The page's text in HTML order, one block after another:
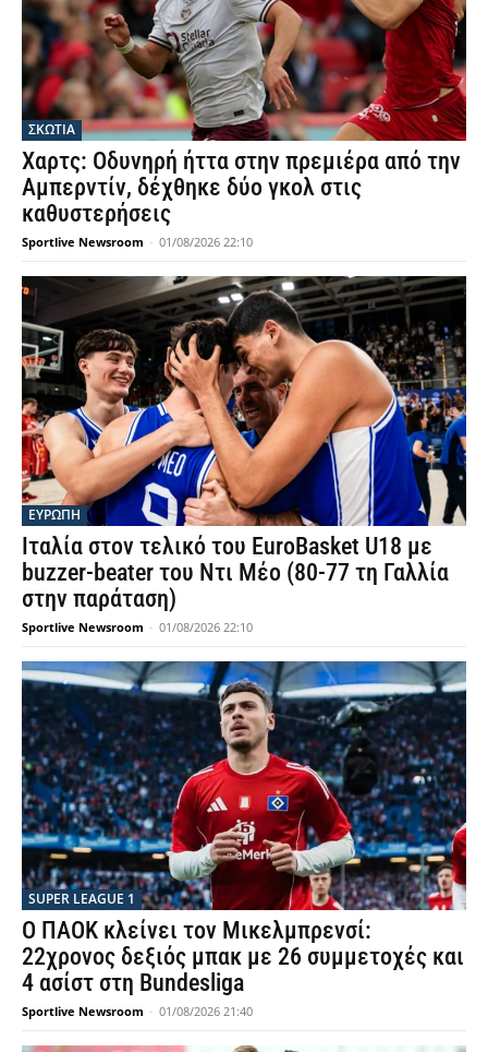
ΣΚΩΤΙΑ
Χαρτς: Οδυνηρή ήττα στην πρεμιέρα από την
Αμπερντίν, δέχθηκε δύο γκολ στις
καθυστερήσεις
Sportlive Newsroom - 01/08/2026 22:10
ΕΥΡΩΠΗ
Ιταλία στον τελικό του EuroBasket U18 με
buzzer-beater του Ντι Μέο (80-77 τη Γαλλία
στην παράταση)
Sportlive Newsroom - 01/08/2026 22:10
SUPER LEAGUE 1
Ο ΠΑΟΚ κλείνει τον Μικελμπρενσί:
22χρονος δεξιός μπακ με 26 συμμετοχές και
4 ασίστ στη Bundesliga
Sportlive Newsroom - 01/08/2026 21:40